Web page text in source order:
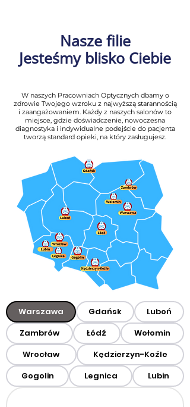
Nasze filie
Jesteśmy blisko Ciebie
W naszych Pracowniach Optycznych dbamy o
zdrowie Twojego wzroku z najwyższą starannością
i zaangażowaniem. Każdy z naszych salonów to
miejsce, gdzie doświadczenie, nowoczesna
diagnostyka i indywidualne podejście do pacjenta
tworzą standard opieki, na który zasługujesz.
Warszawa Gdańsk
Luboń
Zambrów
Łódź
Wołomin
Wrocław
Kędzierzyn-Koźle
Gogolin
Legnica Lubin